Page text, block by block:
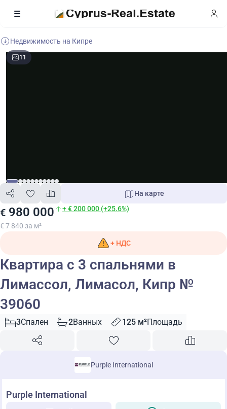
Недвижимость на Кипре
11
€ 980 000 + € 200 000 (+25.6%)
€ 7 840 за м²
На карте
+ НДС
Квартира с 3 спальнями в
Лимассол, Лимасол, Кипр №
39060
3Спален 2Ванных 125 м²Площадь
Purple International
Purple International